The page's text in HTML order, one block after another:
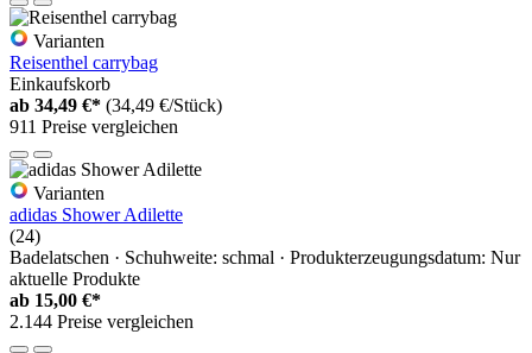
Varianten
Reisenthel carrybag
Einkaufskorb
ab 34,49 €* (34,49 €/Stück)
911 Preise vergleichen
Varianten
adidas Shower Adilette
(24)
Badelatschen · Schuhweite: schmal · Produkterzeugungsdatum: Nur
aktuelle Produkte
ab 15,00 €*
2.144 Preise vergleichen